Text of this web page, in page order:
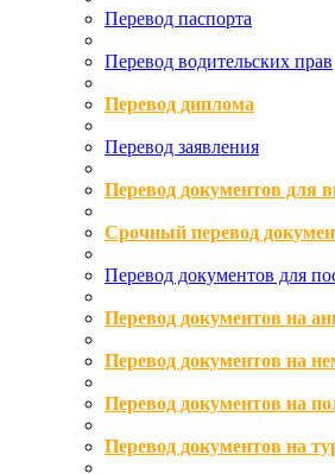
Перевод паспорта
Перевод водительских прав
Перевод диплома
Перевод заявления
Перевод документов для
Срочный перевод
Перевод документов для
Перевод документов на
Перевод документов на
Перевод документов на
Перевод документов на